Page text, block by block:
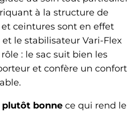
à la structure de
ceintures sont en effet
le stabilisateur Vari-Flex
: le sac suit bien les
et confère un confort
bonne ce qui rend le